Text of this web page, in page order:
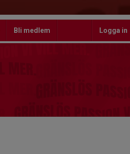
Bli medlem Logga in